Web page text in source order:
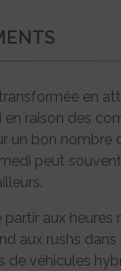
transformée en
en raison des
un bon nombre
peut
aux heures
aux rushs
de véhicules